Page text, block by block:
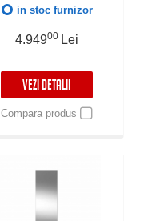
in stoc furnizor
4.94900 Lei
VEZI DETALII
Compara produs